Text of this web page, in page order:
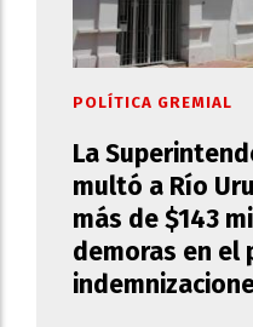
La
multó a Río
más de $143
demoras en el
POLÍTICA GREMIAL